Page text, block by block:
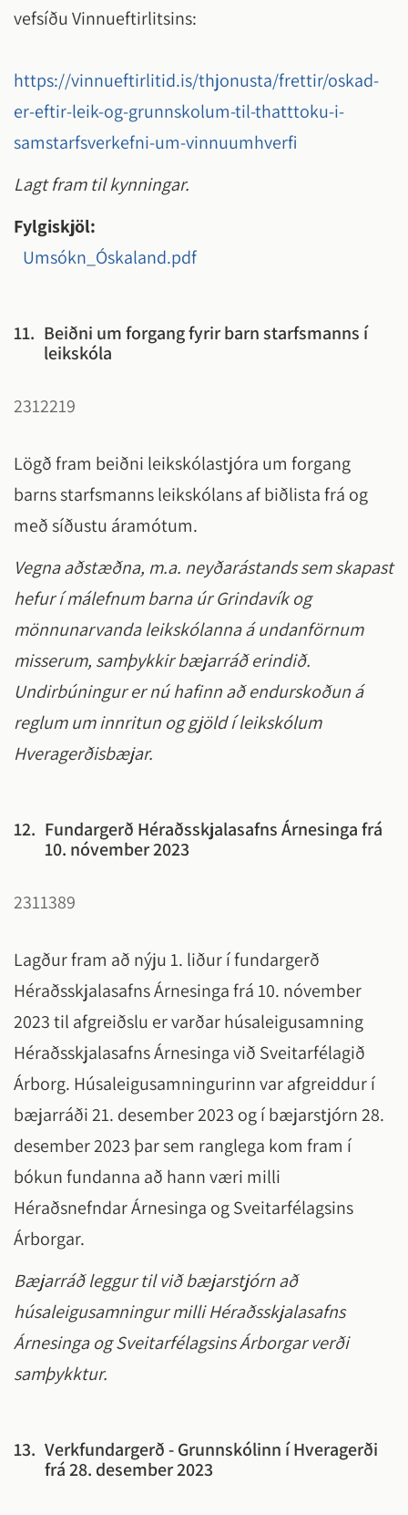
vefsíðu Vinnueftirlitsins:
https://vinnueftirlitid.is/thjonusta/frettir/oskad-
er-eftir-leik-og-grunnskolum-til-thatttoku-i-
samstarfsverkefni-um-vinnuumhverfi
Lagt fram til kynningar.
Fylgiskjöl:
Umsókn_Óskaland.pdf
11. Beiðni um forgang fyrir barn starfsmanns í
leikskóla
2312219
Lögð fram beiðni leikskólastjóra um forgang
barns starfsmanns leikskólans af biðlista frá og
með síðustu áramótum.
Vegna aðstæðna, m.a. neyðarástands sem skapast
hefur í málefnum barna úr Grindavík og
mönnunarvanda leikskólanna á undanförnum
misserum, samþykkir bæjarráð erindið.
Undirbúningur er nú hafinn að endurskoðun á
reglum um innritun og gjöld í leikskólum
Hveragerðisbæjar.
12. Fundargerð Héraðsskjalasafns Árnesinga frá
10. nóvember 2023
2311389
Lagður fram að nýju 1. liður í fundargerð
Héraðsskjalasafns Árnesinga frá 10. nóvember
2023 til afgreiðslu er varðar húsaleigusamning
Héraðsskjalasafns Árnesinga við Sveitarfélagið
Árborg. Húsaleigusamningurinn var afgreiddur í
bæjarráði 21. desember 2023 og í bæjarstjórn 28.
desember 2023 þar sem ranglega kom fram í
bókun fundanna að hann væri milli
Héraðsnefndar Árnesinga og Sveitarfélagsins
Árborgar.
Bæjarráð leggur til við bæjarstjórn að
húsaleigusamningur milli Héraðsskjalasafns
Árnesinga og Sveitarfélagsins Árborgar verði
samþykktur.
13. Verkfundargerð - Grunnskólinn í Hveragerði
frá 28. desember 2023